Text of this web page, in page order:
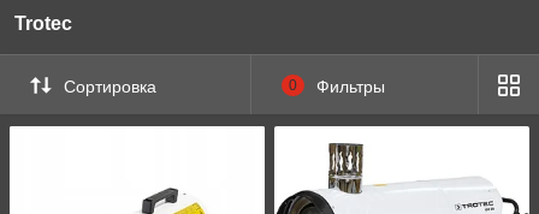
Trotec
Сортировка 0 Фильтры